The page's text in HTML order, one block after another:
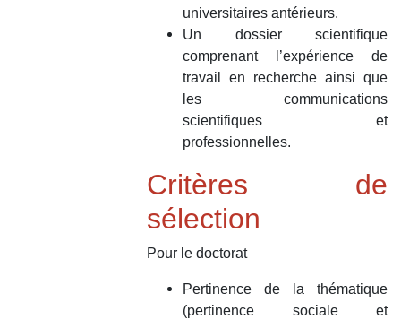
universitaires antérieurs.
Un dossier scientifique
comprenant l’expérience de
travail en recherche ainsi que
les communications
scientifiques et
professionnelles.
Critères de
sélection
Pour le doctorat
Pertinence de la thématique
(pertinence sociale et